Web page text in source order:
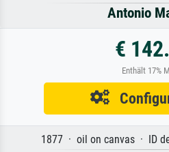
Antonio
€
Enthält 17%
1877 · oil on canvas · ID